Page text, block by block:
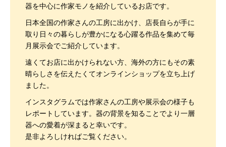
器を中心に作家モノを紹介しているお店です。
日本全国の作家さんの工房に出かけ、店長自らが手に
取り日々の暮らしが豊かになる心躍る作品を集めて毎
月展示会でご紹介しています。
遠くてお店に出かけられない方、海外の方にもその素
晴らしさを伝えたくてオンラインショップを立ち上げ
ました。
インスタグラムでは作家さんの工房や展示会の様子も
レポートしています。器の背景を知ることでより一層
器への愛着が深まると幸いです。
是非よろしければご覧ください。